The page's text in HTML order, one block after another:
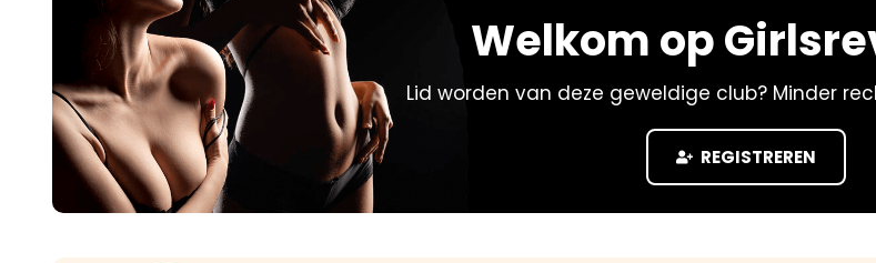
Welkom op
Lid worden van deze geweldige club? Minder
REGISTREREN